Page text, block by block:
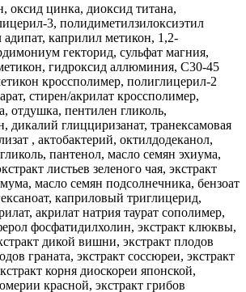
оксид цинка, диоксид титана,
3, полидиметилзилоксиэтил
каприлил метикон, 1,2-
гекторид, сульфат магния,
гидроксид аллюминия, С30-45
кроссполимер, полиглицерил-2
стирен/акрилат кроссполимер,
отдушка, пентилен гликоль,
дикалий глицциризанат, транексамовая
, актобактерий, октилдодеканол,
пантенол, масло семян эхиума,
листьев зеленого чая, экстракт
масло семян подсолнечника, бензоат
каприловый триглицерид,
акрилат натрия таурат сополимер,
фосфатидилхолин, экстракт клюквы,
дикой вишни, экстракт плодов
граната, экстракт соссюреи, экстракт
корня диоскореи японской,
красной, экстракт грибов